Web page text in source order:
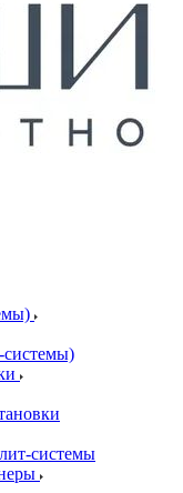
системы